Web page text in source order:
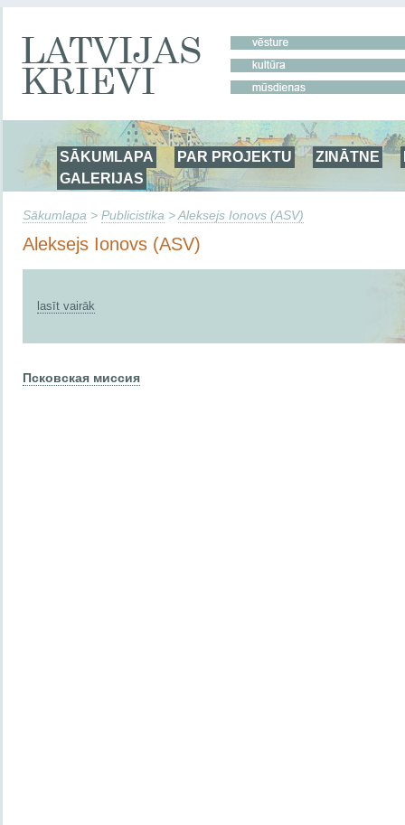
SĀKUMLAPA PAR PROJEKTU ZINĀTNE
GALERIJAS
Sākumlapa > Publicistika >Aleksejs Ionovs (ASV)
Aleksejs Ionovs (ASV)
lasīt vairāk
Псковская миссия